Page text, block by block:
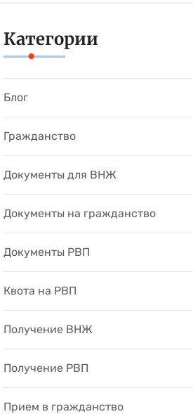
Категории
Блог
Гражданство
Документы для ВНЖ
Документы на гражданство
Документы РВП
Квота на РВП
Получение ВНЖ
Получение РВП
Прием в гражданство